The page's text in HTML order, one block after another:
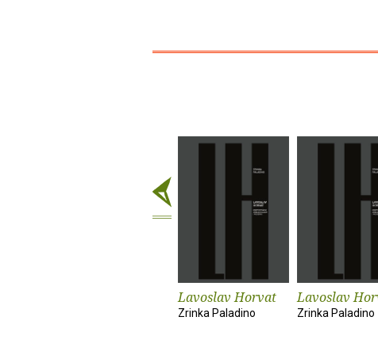
Lavoslav Horvat
Zrinka Paladino
Lavoslav
Zrinka Paladino